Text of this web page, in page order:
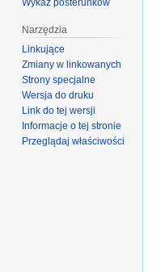
Narzędzia
Linkujące
Zmiany w linkowanych
Strony specjalne
Wersja do druku
Link do tej wersji
Informacje o tej stronie
Przeglądaj właściwości